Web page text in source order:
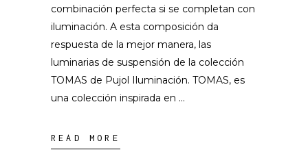
combinación perfecta si se completan con
iluminación. A esta composición da
respuesta de la mejor manera, las
luminarias de suspensión de la colección
TOMAS de Pujol Iluminación. TOMAS, es
una colección inspirada en
READ MORE